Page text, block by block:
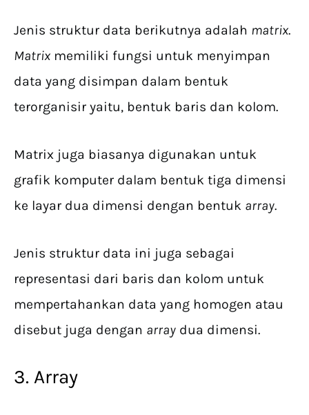
Jenis struktur data berikutnya adalah matrix.
Matrix memiliki fungsi untuk menyimpan
data yang disimpan dalam bentuk
terorganisir yaitu, bentuk baris dan kolom.
Matrix juga biasanya digunakan untuk
grafik komputer dalam bentuk tiga dimensi
ke layar dua dimensi dengan bentuk array.
Jenis struktur data ini juga sebagai
representasi dari baris dan kolom untuk
mempertahankan data yang homogen atau
disebut juga dengan array dua dimensi.
3. Array